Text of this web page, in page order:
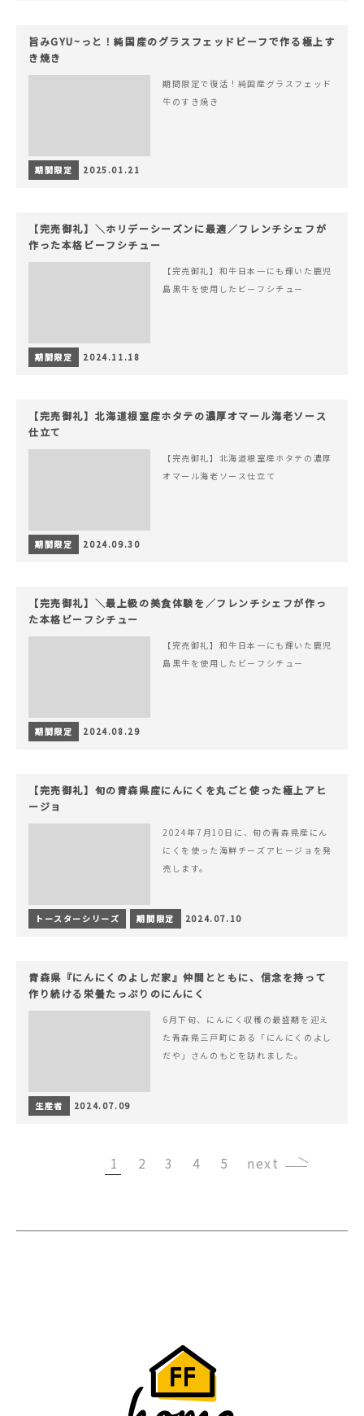
旨みGYU~っと！純国産のグラスフェッドビーフで作る極上す
き焼き
期間限定で復活！純国産グラスフェッド
牛のすき焼き
期間限定 2025.01.21
【完売御礼】＼ホリデーシーズンに最適／フレンチシェフが
作った本格ビーフシチュー
【完売御礼】和牛日本一にも輝いた鹿児
島黒牛を使用したビーフシチュー
期間限定 2024.11.18
【完売御礼】北海道根室産ホタテの濃厚オマール海老ソース
仕立て
【完売御礼】北海道根室産ホタテの濃厚
オマール海老ソース仕立て
期間限定 2024.09.30
【完売御礼】＼最上級の美食体験を／フレンチシェフが作っ
た本格ビーフシチュー
【完売御礼】和牛日本一にも輝いた鹿児
島黒牛を使用したビーフシチュー
期間限定 2024.08.29
【完売御礼】旬の青森県産にんにくを丸ごと使った極上アヒ
ージョ
2024年7月10日に、旬の青森県産にん
にくを使った海鮮チーズアヒージョを発
売します。
トースターシリーズ 期間限定 2024.07.10
青森県『にんにくのよしだ家』仲間とともに、信念を持って
作り続ける栄養たっぷりのにんにく
6月下旬、にんにく収穫の最盛期を迎え
た青森県三戸町にある「にんにくのよし
だや」さんのもとを訪れました。
生産者 2024.07.09
1 2 3 4 5 ›